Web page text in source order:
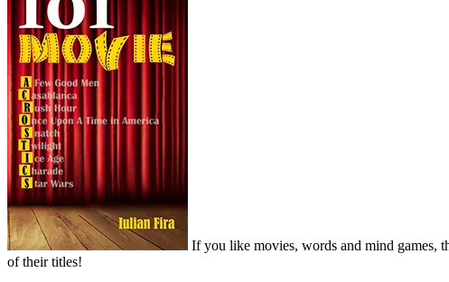
If you like movies, words and mind games,
of their titles!